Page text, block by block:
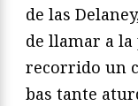
de las
de llamar a la
recorrido un
bas tante